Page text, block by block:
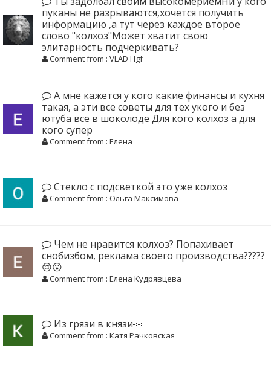
пуканы не разрываются,хочется получить
информацию ,а тут через каждое второе
слово "колхоз"Может хватит свою
элитарность подчёркивать?
Comment from : VLAD Hgf
А мне кажется у кого какие финансы и кухня
такая, а эти все советы для тех укого и без
ютуба все в шоколоде Для кого колхоз а для
кого супер
Comment from : Елена
Стекло с подсветкой это уже колхоз
Comment from : Ольга Максимова
Чем не нравится колхоз? Попахивает
снобизбом, реклама своего производства?????
😢😮
Comment from : Елена Кудрявцева
Из грязи в князи👀
Comment from : Катя Рачковская